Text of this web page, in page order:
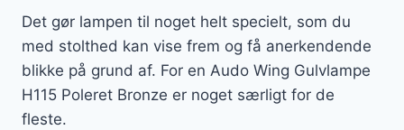
Det gør lampen til noget helt specielt, som du
med stolthed kan vise frem og få anerkendende
blikke på grund af. For en Audo Wing Gulvlampe
H115 Poleret Bronze er noget særligt for de
fleste.